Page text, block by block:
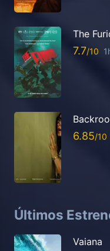
The
7.7
6.85
Últimos
Vaiana